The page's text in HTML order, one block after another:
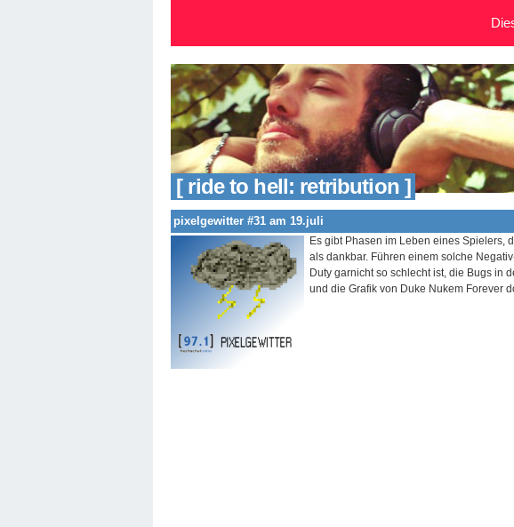
[ ride to hell: retribution ]
pixelgewitter #31 am 19.juli
Es gibt Phasen im Leben eines Spielers,
als dankbar. Führen einem solche
Duty garnicht so schlecht ist, die Bugs in
und die Grafik von Duke Nukem Forever